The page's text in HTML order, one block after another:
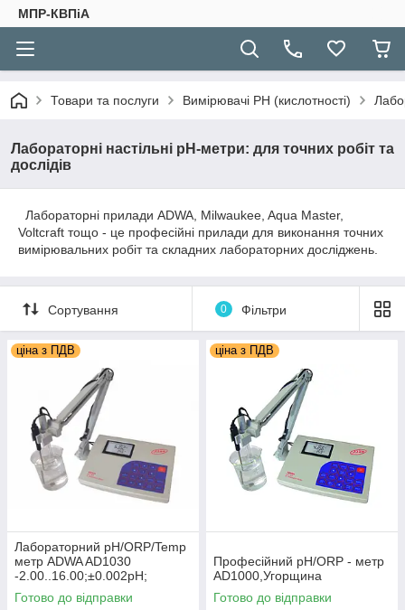
МПР-КВПіА
Товари та послуги Вимірювачі РН (кислотності)
Лабораторні настільні pH-метри: для точних робіт та
дослідів
Лабораторні прилади ADWA, Milwaukee, Aqua Master,
Voltcraft тощо - це професійні прилади для виконання точних
вимірювальних робіт та складних лабораторних досліджень.
Сортування 0 Фільтри
ціна з ПДВ
Лабораторний pH/ORP/Temp
метр ADWA AD1030
-2.00..16.00;±0.002pH;
±2000mV, АТС. Угорщина
Готово до відправки
ціна з ПДВ
Професійний pH/ORP - метр
AD1000,Угорщина
Готово до відправки